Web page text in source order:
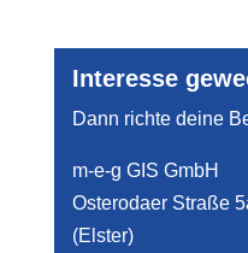
Interesse
Dann richte deine
m-e-g GIS GmbH
Osterodaer Straße
(Elster)